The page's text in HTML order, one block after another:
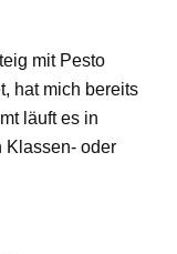
mit Pesto
hat mich bereits
läuft es in
Klassen- oder